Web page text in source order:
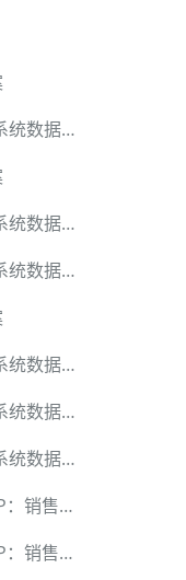
星空旗舰版与旺店通旗舰版 ERP 系统数据全链路集成
星空旗舰版与旺店通旗舰版 ERP 系统数据全链路集成
星空旗舰版与旺店通旗舰版 ERP 系统数据全链路集成
星空旗舰版与旺店通旗舰版 ERP 系统数据全链路集成
星空旗舰版与旺店通旗舰版 ERP 系统数据全链路集成
星空旗舰版与旺店通旗舰版 ERP 系统数据全链路集成
小满OKKICRM数据集成到智邦ERP：销售订单转换为销售合同
小满OKKICRM数据集成到智邦ERP：销售订单转换为销售合同